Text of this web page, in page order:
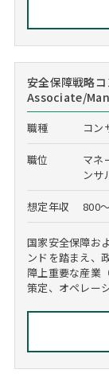
安全保障戦略
Associate/
職種 コン
職位
マネ
ンサ
想定年収 800
国家安全保障お
ンドを踏まえ、
障上重要な産業
策定、オペレー